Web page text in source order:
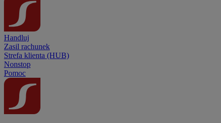
Handluj
Zasil rachunek
Strefa klienta (HUB)
Nonstop
Pomoc